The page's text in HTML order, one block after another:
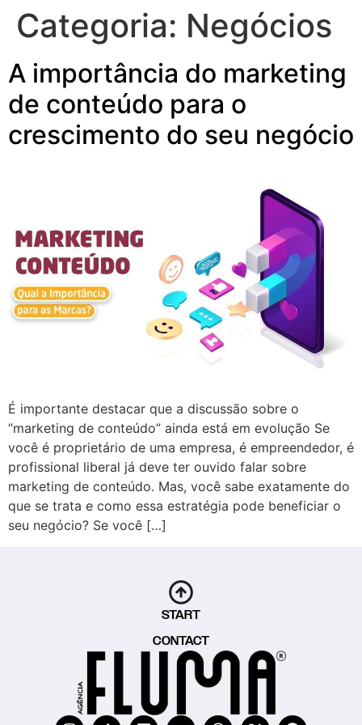
Categoria: Negócios
A importância do marketing
de conteúdo para o
crescimento do seu negócio
É importante destacar que a discussão sobre o
“marketing de conteúdo” ainda está em evolução Se
você é proprietário de uma empresa, é empreendedor, é
profissional liberal já deve ter ouvido falar sobre
marketing de conteúdo. Mas, você sabe exatamente do
que se trata e como essa estratégia pode beneficiar o
seu negócio? Se você […]
START
CONTACT